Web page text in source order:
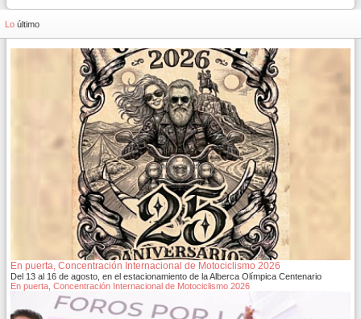
Lo último
En puerta, Concentración Internacional de Motociclismo 2026
Del 13 al 16 de agosto, en el estacionamiento de la Alberca Olímpica Centenario
En puerta, Concentración Internacional de Motociclismo 2026